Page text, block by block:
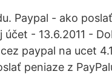
Paypal - ako
účet - 13.6.2011 -
paypal na ucet
peniaze z